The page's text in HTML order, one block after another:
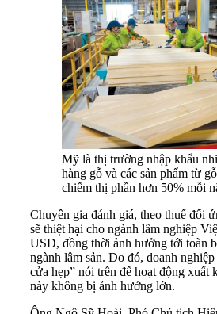
Mỹ là thị trường nhập khẩu
hàng gỗ và các sản phẩm từ
chiếm thị phần hơn 50% mỗi
Chuyên gia đánh giá, theo thuế đối
sẽ thiệt hại cho ngành lâm nghiệp
USD, đồng thời ảnh hưởng tới toàn
ngành lâm sản. Do đó, doanh
cửa hẹp” nói trên để hoạt động xuất
này không bị ảnh hưởng lớn.